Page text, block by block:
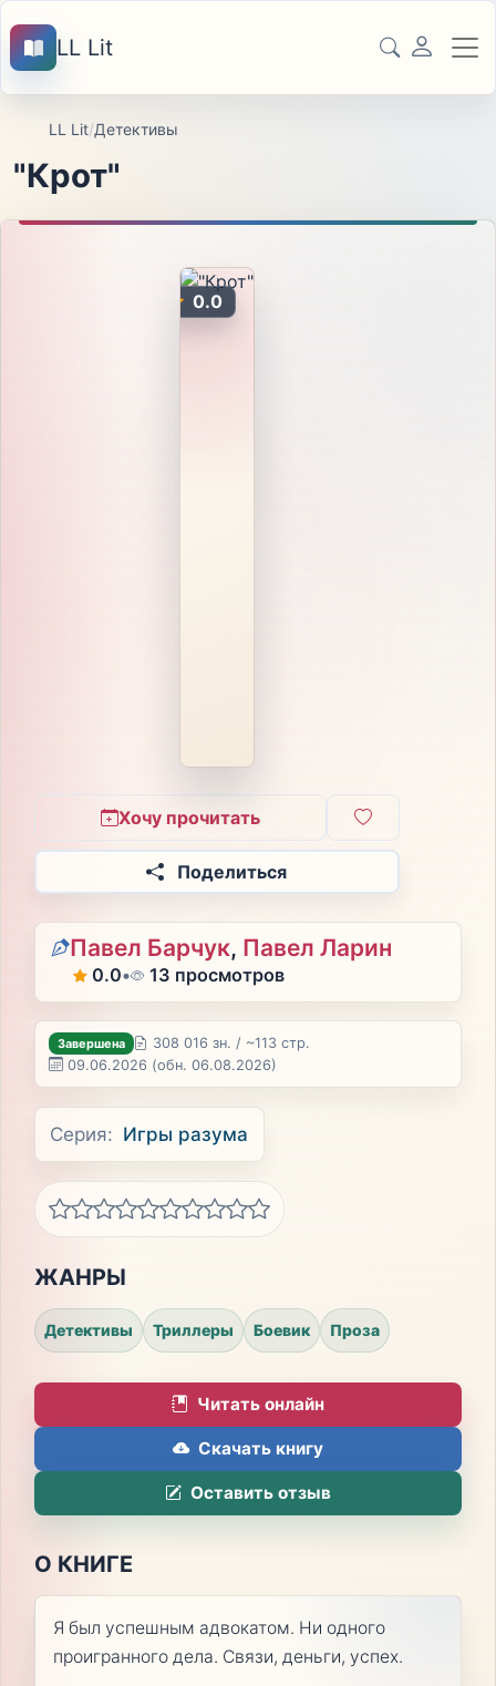
LL Lit
LL Lit/Детективы
"Крот"
0.0
Хочу прочитать
Поделиться
Павел Барчук, Павел Ларин
0.0• 13 просмотров
Завершена
308 016 зн. / ~113 стр.
09.06.2026 (обн. 06.08.2026)
Серия: Игры разума
ЖАНРЫ
Детективы Триллеры Боевик Проза
Читать онлайн
Скачать книгу
Оставить отзыв
О КНИГЕ
Я был успешным адвокатом. Ни одного
проигранного дела. Связи, деньги, успех.